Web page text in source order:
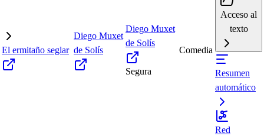
El ermitaño seglar
Diego Muxet
de Solís
Diego Muxet
de Solís
Segura
Comedia
Acceso al
texto
Resumen
automático
Red